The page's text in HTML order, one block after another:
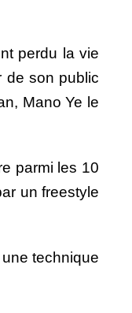
perdu la vie
de son public
Mano Ye le
parmi les 10
un freestyle
technique